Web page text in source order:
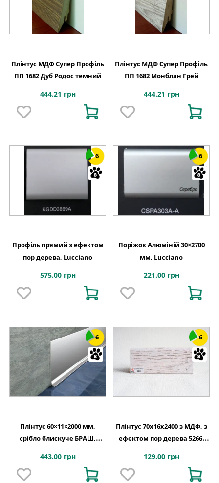
Плінтус МДФ Супер Профіль
ПП 1682 Дуб Родос темний
444.21 грн
Плінтус МДФ Супер Профіль
ПП 1682 Монблан Грей
444.21 грн
6
Профіль прямий з ефектом
пор дерева, Lucciano
575.00 грн
6
Поріжок Алюміній 30×2700
мм, Lucciano
221.00 грн
6
Плінтус 60×11×2000 мм,
срібло блискуче БРАШ,
443.00 грн
6
Плінтус 70x16x2400 з МДФ, з
ефектом пор дерева 5266,
129.00 грн